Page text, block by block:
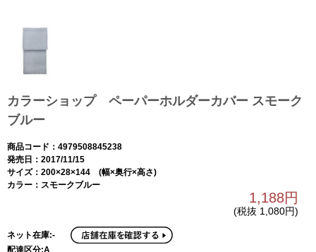
カラーショップ ペーパーホルダーカバー スモーク
ブルー
商品コード：4979508845238
発売日：2017/11/15
サイズ：200×28×144 (幅×奥行×高さ)
カラー：スモークブルー
1,188円
(税抜 1,080円)
ネット在庫:-
配達区分:A